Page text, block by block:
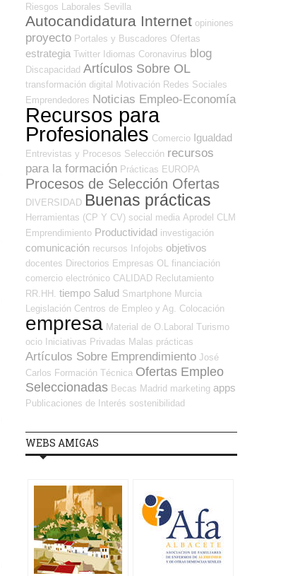
Riesgos Laborales Sevilla
Autocandidatura Internet opiniones
proyecto Portales y Buscadores Ofertas
estrategia Twitter Idiomas Coronavirus blog
Discapacidad Artículos Sobre OL
transformación digital Motivación Redes Sociales
Emprendedores Noticias Empleo-Economía
Recursos para
Profesionales Comercio Igualdad
Entrevistas y Procesos Selección recursos
para la formación Prácticas EUROPA
Procesos de Selección Ofertas
DIVERSIDAD Buenas prácticas
Herramientas (CP Y CV) social media Aprodel CLM
Emprendimiento Productividad investigación
comunicación recursos Infojobs objetivos
docentes Directorios Empresas OL
financiación
comercio electrónico CALIDAD Reclutamiento
RR.HH.
tiempo Salud Smartphone Murcia
Legislación Centros de Empleo y Ag. Colocación
empresa Material de O.Laboral Turismo
ocio Iniciativas Privadas Malas prácticas
Artículos Sobre Emprendimiento José
Carlos Formación Técnica Ofertas Empleo
Seleccionadas Becas Madrid marketing apps
Publicaciones de Interés sostenibilidad
WEBS AMIGAS